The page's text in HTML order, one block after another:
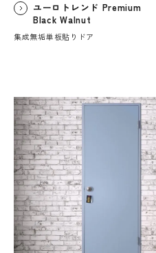
ユーロトレンド Premium
Black Walnut
集成無垢単板貼りドア